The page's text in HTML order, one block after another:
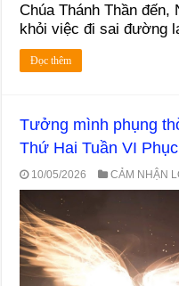
Chúa Thánh Thần đến,
khỏi việc đi sai đường
Đọc thêm
Tưởng mình phụng
Thứ Hai Tuần VI
10/05/2026 CẢM NHẬN